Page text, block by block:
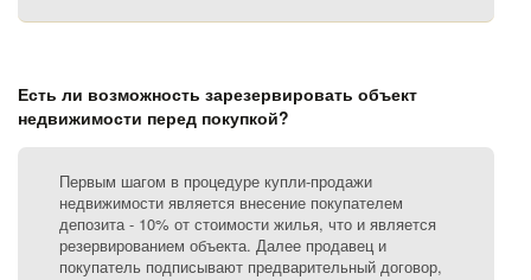
Есть ли возможность зарезервировать объект
недвижимости перед покупкой?
Первым шагом в процедуре купли-продажи
недвижимости является внесение покупателем
депозита - 10% от стоимости жилья, что и является
резервированием объекта. Далее продавец и
покупатель подписывают предварительный договор,